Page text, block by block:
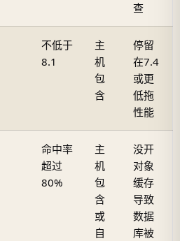
查
不低于
8.1
主
机
包
含
停留
在7.4
或更
低拖
性能
命中率
超过
80%
主
机
包
含
或
自
没开
对象
缓存
导致
数据
库被